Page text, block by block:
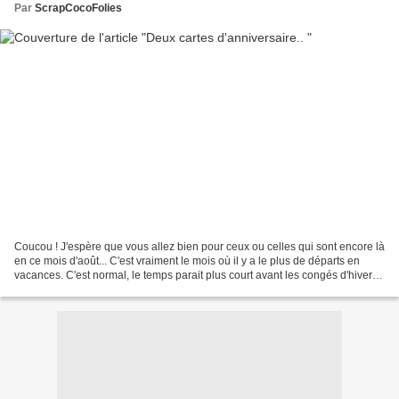
Par ScrapCocoFolies
Coucou ! J'espère que vous allez bien pour ceux ou celles qui sont encore là
en ce mois d'août... C'est vraiment le mois où il y a le plus de départs en
vacances. C'est normal, le temps parait plus court avant les congés d'hiver